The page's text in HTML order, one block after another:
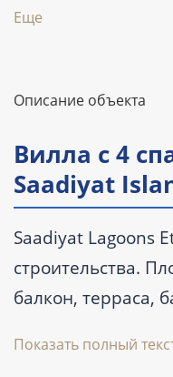
Еще
Описание объекта
Вилла с 4
Saadiyat
Saadiyat Lagoons
строительства.
балкон, терраса,
Показать полный